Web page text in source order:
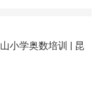
小学奥数培训 | 昆